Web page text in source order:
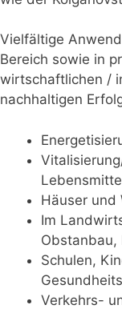
Vielfältige
Bereich sowie in
wirtschaftlichen /
nachhaltigen
Häuser und
Im
Obstanbau,
Schulen,
Verkehrs-